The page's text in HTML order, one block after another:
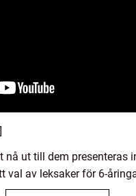
ut till dem
av leksaker för 6-